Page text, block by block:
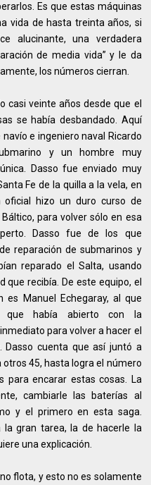
Es que estas máquinas
vida de hasta treinta años, si
alucinante, una verdadera
de media vida” y le da
los números cierran.
casi veinte años desde que el
se había desbandado. Aquí
e ingeniero naval Ricardo
y un hombre muy
Dasso fue enviado muy
Fe de la quilla a la vela, en
oficial hizo un duro curso de
para volver sólo en esa
Dasso fue de los que
reparación de submarinos y
reparado el Salta, usando
que recibía. De este equipo, el
es Manuel Echegaray, al que
que había abierto con la
para volver a hacer el
Dasso cuenta que así juntó a
45, hasta logra el número
para encarar estas cosas. La
cambiarle las baterías al
y el primero en esta saga.
la gran tarea, la de hacerle la
una explicación.
flota, y esto no es solamente